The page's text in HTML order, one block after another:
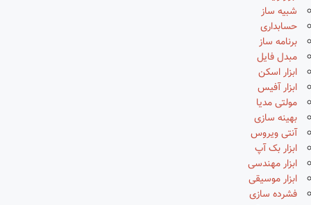
شبیه ساز
حسابداری
برنامه ساز
مبدل فایل
ابزار اسکن
ابزار آفیس
مولتی مدیا
بهینه سازی
آنتی ویروس
ابزار بک آپ
ابزار مهندسی
ابزار موسیقی
فشرده سازی